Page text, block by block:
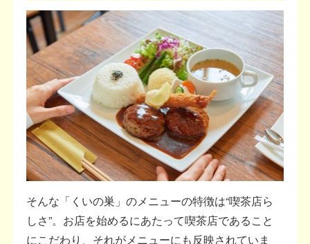
そんな「くいの巣」のメニューの特徴は“喫茶店ら
しさ”。お店を始めるにあたって喫茶店であること
にこだわり、それがメニューにも反映されていま